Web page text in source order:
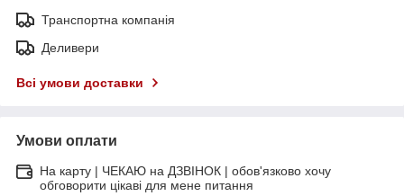
Транспортна компанія
Деливери
Всі умови доставки
Умови оплати
На карту | ЧЕКАЮ на ДЗВІНОК | обов'язково хочу
обговорити цікаві для мене питання